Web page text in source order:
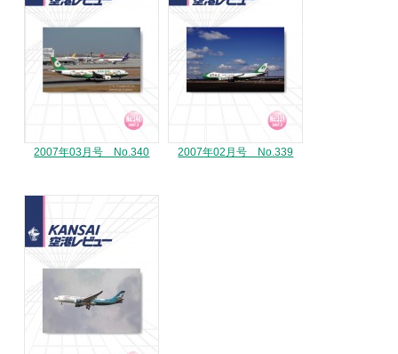
2007年03月号 No.340 2007年02月号 No.339